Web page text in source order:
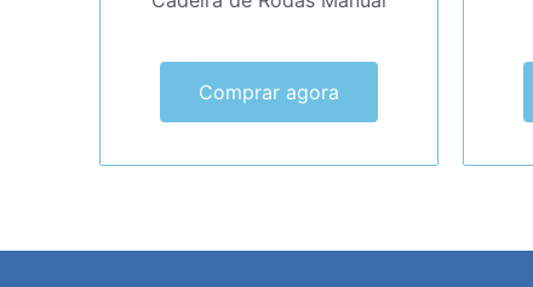
Comprar agora